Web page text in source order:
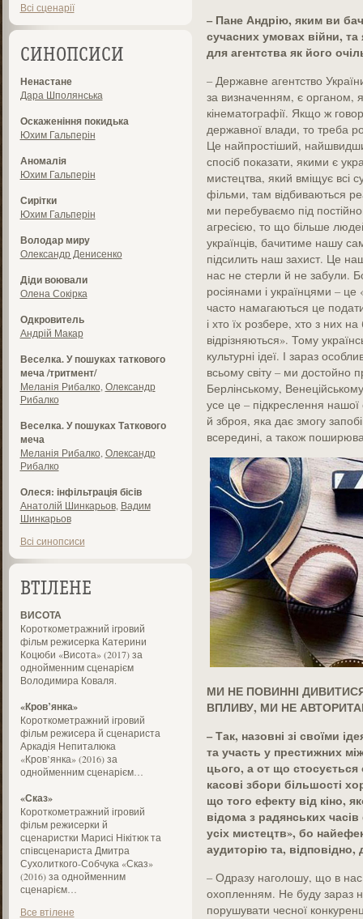
Всі сценарії
СИНОПСИСИ
Ненастане
Дара Шполянська
Оскаженіння покидька
Юхим Гальперін
Аномалія
Юхим Гальперін
Сирітки
Юхим Гальперін
Володар миру
Олександр Денисенко
Діди воювали
Олена Сокірка
Одкровитель
Андрій Макар
Веселка. У пошуках таткового
меча /тритмент/
Меланія Рибалко Олександр
Рибалко
Веселка. У пошуках Таткового
меча
Меланія Рибалко Олександр
Рибалко
Олеся: інфільтрація бісів
Анатолій Шинкарьов, Вадим
Шинкарьов
Всі синопсиси
ВТІЛЕНЕ
ВИСОТА
Короткометражний ігровий
фільм режисерка Катерини
Коцюби «Висота» (2017) за
однойменним сценарієм
Володимира Коваля.
«Кров’янка»
Короткометражний ігровий
фільм режисера й сценариста
Аркадія Непиталюка
«Кров’янка» (2016) за
однойменним сценарієм…
«Сказ»
Короткометражний ігровий
фільм режисерки й
сценаристки Марисі Нікітюк та
співсценариста Дмитра
Сухолиткого-Собчука «Сказ»
(2016) за однойменним
сценарієм…
Все втілене
– Пане Андрію, яким ви
сучасних умовах війни, та
для агентства як його
– Державне агентство
за визначенням, є органом,
кінематографії. Якщо ж
державної влади, то треба
Це найпростіший,
спосіб показати, якими є
мистецтва, який вміщує всі
фільми, там відбиваються
ми перебуваємо під
агресією, то що більше
українців, бачитиме нашу
підсилить наш захист. Це
нас не стерли й не забули.
росіянами і українцями –
часто намагаються це
і хто їх розбере, хто з них
відрізняються». Тому
культурні ідеї. І зараз
всьому світу – ми достойно
Берлінському,
усе це – підкреслення
й зброя, яка дає змогу
всередині, а також
МИ НЕ ПОВИННІ
ВПЛИВУ, МИ НЕ
– Так, назовні зі своїми
та участь у престижних
цього, а от що стосується
касові збори більшості
що того ефекту від кіно,
відома з радянських
усіх мистецтв», бо
аудиторію та,
– Одразу наголошу, що в нас
охопленням. Не буду зараз
порушувати чесної